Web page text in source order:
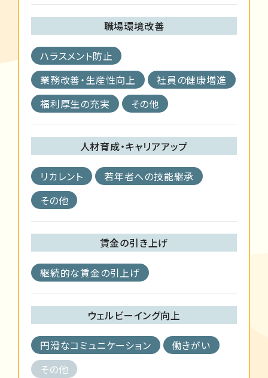
職場環境改善
ハラスメント防止
業務改善・生産性向上
社員の健康増進
福利厚生の充実
その他
人材育成・キャリアアップ
リカレント
若年者への技能継承
その他
賃金の引き上げ
継続的な賃金の引上げ
ウェルビーイング向上
円滑なコミュニケーション
働きがい
その他